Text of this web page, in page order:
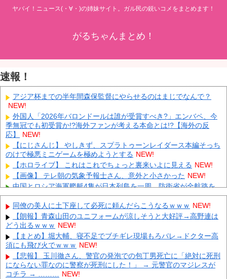
ヤバイ！ニュース(・∀・)の姉妹サイト。ガル民の鋭いコメをまとめます！
がるちゃんまとめ！
速報！
アジア杯までの半年間森保監督にやらせるのはまじでなんで？
NEW!
外国人「2026年バロンドールは誰が受賞すべき?」エンバペ、今
季無冠でも初受賞か!?海外ファンが考える本命とは!?【海外の反
応】
NEW!
【にじさんじ】 やしきず、スプラトゥーンレイダース本編そっち
のけで極悪ミニゲームを極めようとする NEW!
【ホロライブ】 これはこれでちょっと裏来いよに見える NEW!
【画像】 テレ朝の気象予報士さん、意外と小さかった NEW!
中国とロシア海軍艦艇4隻が日本列島を一周…防衛省が全航路を
公開！ NEW!
「あきれてモノが言えない」「国を維持できるの？」外国人の永
住許可要件の厳格化で在日中国人の本音は？ NEW!
【速報】 中露の武装軍艦4隻が日本一周『いつでも国家沈没させ
られるぞ』 NEW!
【為替相場】 ドル円は1ドル158円台半ば 介入警戒をしつつ円売
りが続行 NEW!
ヨーロッパが中国製メガソーラーを締め出しｗｗｗ NEW!
同僚の美人に土下座して必死に頼んだらこうなるｗｗｗ NEW!
【朗報】青森山田のユニフォームが涼しそうと大好評→高野連は
どう出るｗｗｗ NEW!
【まとめ】堀大輔、寝不足でブチギレ現場もろバレ→ドクター高
須にも飛び火でｗｗｗ NEW!
【悲報】 玉川徹さん、警官の発泡での包丁男死亡に「絶対に死刑
にならない罪なのに警察が死刑にした！」 → 元警官のマジレスが
コチラ → ……… NEW!